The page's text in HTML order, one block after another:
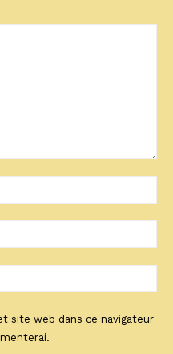
:*
:*
:
site web dans ce navigateur